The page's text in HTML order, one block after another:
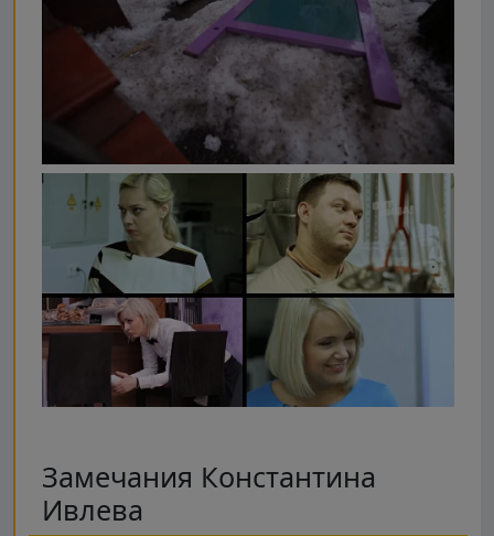
Замечания Константина
Ивлева